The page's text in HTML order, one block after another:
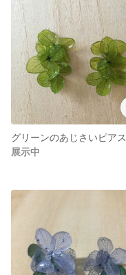
グリーンのあじさいピアス
展示中